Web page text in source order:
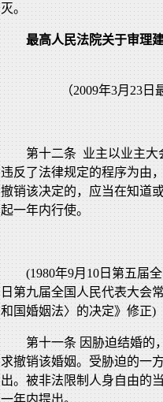
灭。
最高人民法院关于审理
（2009年3月23
第十二条 业主以业主大
违反了法律规定的程序为由
撤销该决定的，应当在知道
起一年内行使。
(1980年9月10日第五届
日第九届全国人民代表大会
和国婚姻法〉的决定》修正)
第十一条 因胁迫结婚的
求撤销该婚姻。受胁迫的一
出。被非法限制人身自由的
一年内提出。